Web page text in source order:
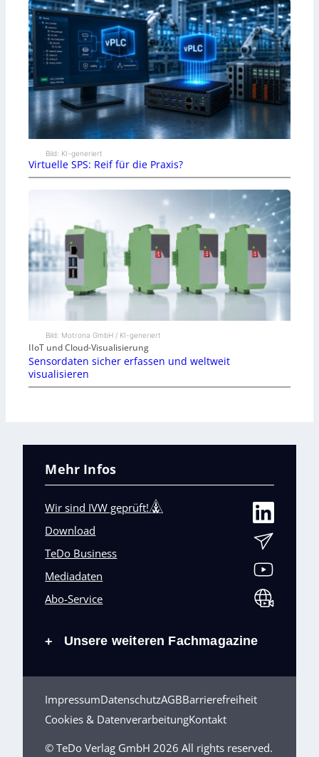
Bild: KI-generiert
Virtuelle SPS: Reif für die Praxis?
Bild: Motrona GmbH / KI-generiert
IIoT und Cloud-Visualisierung
Sensordaten sicher erfassen und weltweit
visualisieren
Mehr Infos
Wir sind IVW geprüft!
Download
TeDo Business
Mediadaten
Abo-Service
+ Unsere weiteren Fachmagazine
ImpressumDatenschutzAGBBarrierefreiheit
Cookies & DatenverarbeitungKontakt
© TeDo Verlag GmbH 2026 All rights reserved.